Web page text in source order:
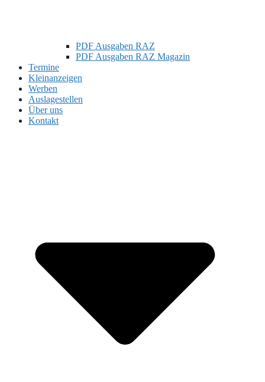
PDF Ausgaben RAZ
PDF Ausgaben RAZ Magazin
Termine
Kleinanzeigen
Werben
Auslagestellen
Über uns
Kontakt